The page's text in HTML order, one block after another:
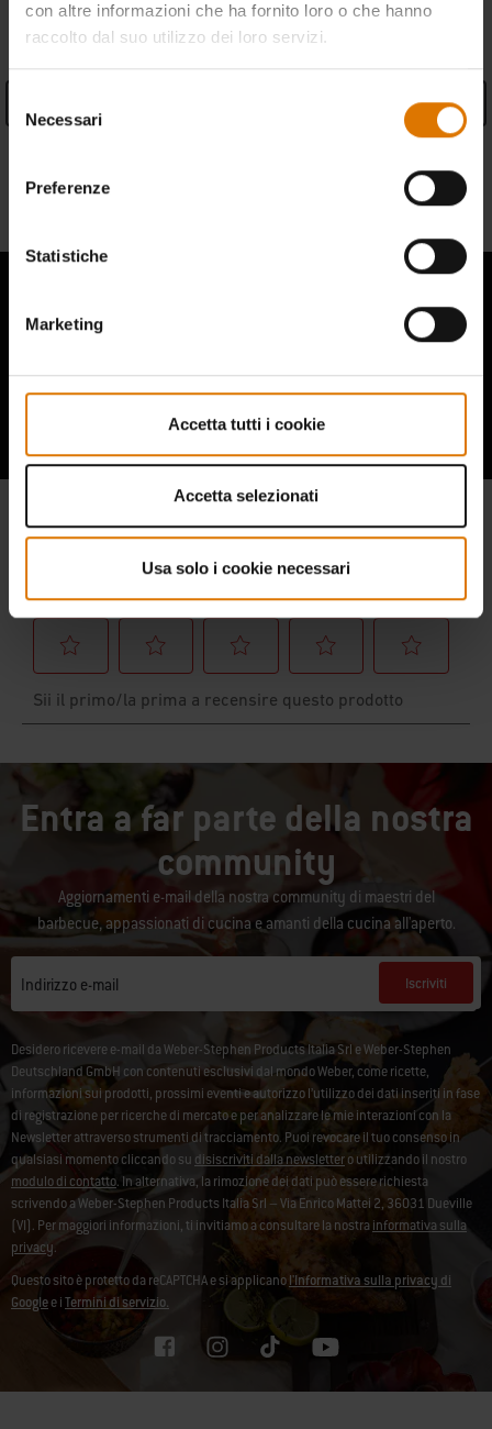
con altre informazioni che ha fornito loro o che hanno
raccolto dal suo utilizzo dei loro servizi.
delNecessari
Preferenze
Statistiche
Marketing
Accetta tutti i cookie
Accetta selezionati
Usa solo i cookie necessari
SPECIFICHE
Ascolta cosa hanno da dire gli altri
appassionati di barbecue
Entra a far parte della nostra
community
Aggiornamenti e-mail della nostra community di maestri del
barbecue, appassionati di cucina e amanti della cucina all'aperto.
Indirizzo e-mail Iscriviti
Desidero ricevere e-mail da Weber-Stephen Products Italia Srl e Weber-Stephen
Deutschland GmbH con contenuti esclusivi dal mondo Weber, come ricette,
informazioni sui prodotti, prossimi eventi e autorizzo l’utilizzo dei dati inseriti in fase
di registrazione per ricerche di mercato e per analizzare le mie interazioni con la
Newsletter attraverso strumenti di tracciamento. Puoi revocare il tuo consenso in
qualsiasi momento cliccando su disiscriviti dalla newslettero utilizzando il nostro
modulo di contatto. In alternativa, la rimozione dei dati può essere richiesta
scrivendo a Weber-Stephen Products Italia Srl – Via Enrico Mattei 2, 36031 Dueville
(VI). Per maggiori informazioni, ti invitiamo a consultare la nostra informativa sulla
privacy.
Questo sito è protetto da reCAPTCHA e si applicanol'Informativa sulla privacy di
Googlee iTermini di servizio.